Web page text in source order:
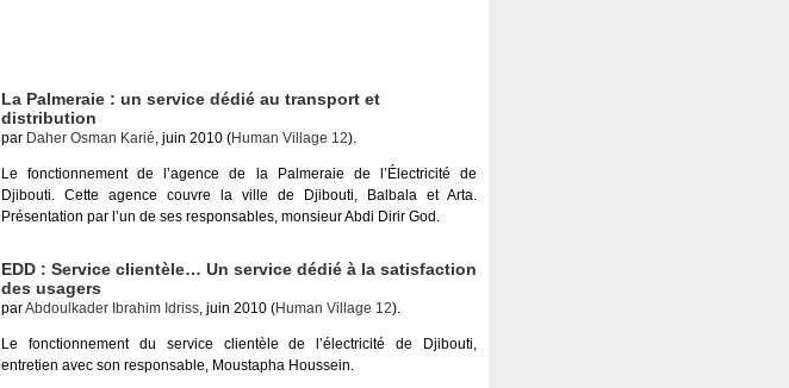
La Palmeraie : un service dédié au transport et
distribution
par Daher Osman Karié, juin 2010 (Human Village 12).
Le fonctionnement de l’agence de la Palmeraie de l’Électricité de
Djibouti. Cette agence couvre la ville de Djibouti, Balbala et Arta.
Présentation par l’un de ses responsables, monsieur Abdi Dirir God.
EDD : Service clientèle… Un service dédié à la satisfaction
des usagers
parAbdoulkader Ibrahim Idriss, juin 2010 (Human Village 12).
Le fonctionnement du service clientèle de l’électricité de Djibouti,
entretien avec son responsable, Moustapha Houssein.